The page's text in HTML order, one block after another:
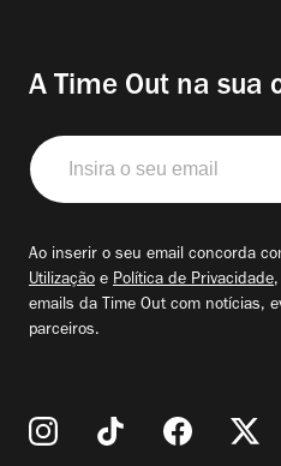
A Time Out na sua
Insira
o
seu
Ao inserir o seu email concorda
Utilização e Política de Privacidade
emails da Time Out com notícias,
parceiros.